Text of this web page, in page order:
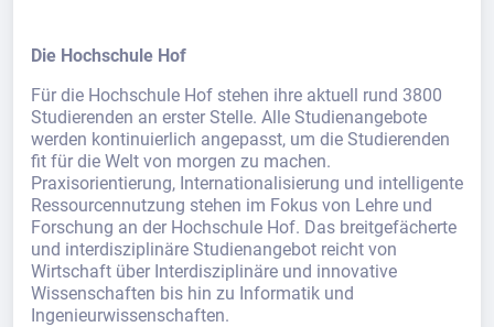
Die Hochschule Hof
Für die Hochschule Hof stehen ihre aktuell rund 3800
Studierenden an erster Stelle. Alle Studienangebote
werden kontinuierlich angepasst, um die Studierenden
fit für die Welt von morgen zu machen.
Praxisorientierung, Internationalisierung und intelligente
Ressourcennutzung stehen im Fokus von Lehre und
Forschung an der Hochschule Hof. Das breitgefächerte
und interdisziplinäre Studienangebot reicht von
Wirtschaft über Interdisziplinäre und innovative
Wissenschaften bis hin zu Informatik und
Ingenieurwissenschaften.